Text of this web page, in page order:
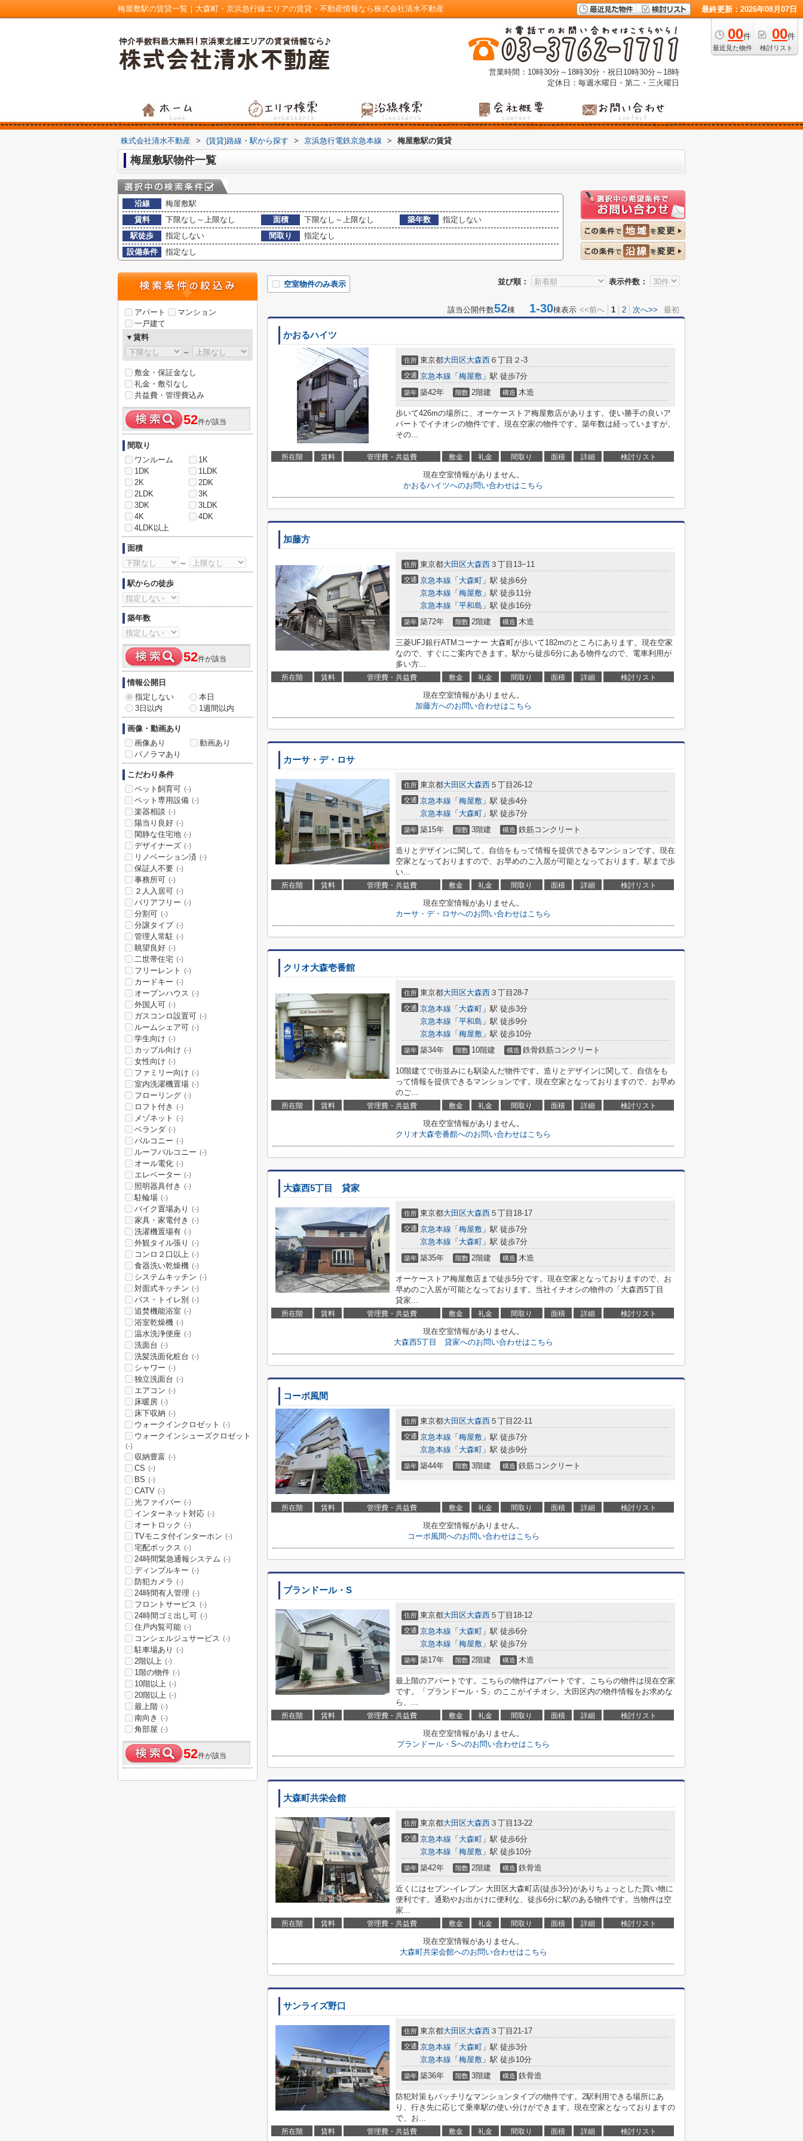
梅屋敷駅の賃貸一覧｜大森町・京浜急行線エリアの賃貸・不動産情報なら株式会社清水不動産 最終更新：2026年08月07日
00件
最近見た物件
00件
検討リスト
営業時間：10時30分～18時30分・祝日10時30分～18時
定休日：毎週水曜日・第二・三火曜日
株式会社清水不動産 > (賃貸)路線・駅から探す > 京浜急行電鉄京急本線 > 梅屋敷駅の賃貸
梅屋敷駅物件一覧
沿線
梅屋敷駅
賃料
下限なし～上限なし 面積 下限なし～上限なし 築年数
指定しない
駅徒歩
指定しない 間取り
指定なし
設備条件
指定なし
並び順： 表示件数：
空室物件のみ表示
該当公開件数52棟 1-30棟表示 <<前へ 1 2 次へ>> 最初
かおるハイツ
住所 東京都大田区大森西 ６丁目２-3
交通 京急本線 「 梅屋敷 」駅 徒歩7分
築年 築42年 階数 2階建 構造 木造
歩いて426mの場所に、オーケーストア梅屋敷店があります。使い勝手の良いア
パートでイチオシの物件です。現在空家の物件です。築年数は経っていますが、
その...
所在階 賃料 管理費・共益費 敷金 礼金 間取り 面積 詳細 検討リスト
現在空室情報がありません。
かおるハイツへのお問い合わせはこちら
加藤方
住所 東京都大田区大森西 ３丁目13−11
交通 京急本線 「 大森町 」駅 徒歩6分
京急本線 「 梅屋敷 」駅 徒歩11分
京急本線 「 平和島 」駅 徒歩16分
築年 築72年 階数 2階建 構造 木造
三菱UFJ銀行ATMコーナー 大森町が歩いて182mのところにあります。現在空家
なので、すぐにご案内できます。駅から徒歩6分にある物件なので、電車利用が
多い方...
所在階 賃料 管理費・共益費 敷金 礼金 間取り 面積 詳細 検討リスト
現在空室情報がありません。
加藤方へのお問い合わせはこちら
カーサ・デ・ロサ
住所 東京都大田区大森西 ５丁目26-12
交通 京急本線 「 梅屋敷 」駅 徒歩4分
京急本線 「 大森町 」駅 徒歩7分
築年 築15年 階数 3階建 構造 鉄筋コンクリート
造りとデザインに関して、自信をもって情報を提供できるマンションです。現在
空家となっておりますので、お早めのご入居が可能となっております。駅まで歩
い...
所在階 賃料 管理費・共益費 敷金 礼金 間取り 面積 詳細 検討リスト
現在空室情報がありません。
カーサ・デ・ロサへのお問い合わせはこちら
クリオ大森壱番館
住所 東京都大田区大森西 ３丁目28-7
交通 京急本線 「 大森町 」駅 徒歩3分
京急本線 「 平和島 」駅 徒歩9分
京急本線 「 梅屋敷 」駅 徒歩10分
築年 築34年 階数 10階建 構造 鉄骨鉄筋コンクリート
10階建てで街並みにも馴染んだ物件です。造りとデザインに関して、自信をも
って情報を提供できるマンションです。現在空家となっておりますので、お早め
のご...
所在階 賃料 管理費・共益費 敷金 礼金 間取り 面積 詳細 検討リスト
現在空室情報がありません。
クリオ大森壱番館へのお問い合わせはこちら
大森西5丁目 貸家
住所 東京都大田区大森西 ５丁目18-17
交通 京急本線 「 梅屋敷 」駅 徒歩7分
京急本線 「 大森町 」駅 徒歩7分
築年 築35年 階数 2階建 構造 木造
オーケーストア梅屋敷店まで徒歩5分です。現在空家となっておりますので、お
早めのご入居が可能となっております。当社イチオシの物件の「大森西5丁目
貸家...
所在階 賃料 管理費・共益費 敷金 礼金 間取り 面積 詳細 検討リスト
現在空室情報がありません。
大森西5丁目 貸家へのお問い合わせはこちら
コーポ風間
住所 東京都大田区大森西 ５丁目22-11
交通 京急本線 「 梅屋敷 」駅 徒歩7分
京急本線 「 大森町 」駅 徒歩9分
築年 築44年 階数 3階建 構造 鉄筋コンクリート
所在階 賃料 管理費・共益費 敷金 礼金 間取り 面積 詳細 検討リスト
現在空室情報がありません。
コーポ風間へのお問い合わせはこちら
プランドール・S
住所 東京都大田区大森西 ５丁目18-12
交通 京急本線 「 大森町 」駅 徒歩6分
京急本線 「 梅屋敷 」駅 徒歩7分
築年 築17年 階数 2階建 構造 木造
最上階のアパートです。こちらの物件はアパートです。こちらの物件は現在空家
です。「プランドール・S」のここがイチオシ。大田区内の物件情報をお求めな
ら、...
所在階 賃料 管理費・共益費 敷金 礼金 間取り 面積 詳細 検討リスト
現在空室情報がありません。
プランドール・Sへのお問い合わせはこちら
大森町共栄会館
住所 東京都大田区大森西 ３丁目13-22
交通 京急本線 「 大森町 」駅 徒歩6分
京急本線 「 梅屋敷 」駅 徒歩10分
築年 築42年 階数 2階建 構造 鉄骨造
近くにはセブン‐イレブン 大田区大森町店(徒歩3分)がありちょっとした買い物に
便利です。通勤やお出かけに便利な、徒歩6分に駅のある物件です。当物件は空
家...
所在階 賃料 管理費・共益費 敷金 礼金 間取り 面積 詳細 検討リスト
現在空室情報がありません。
大森町共栄会館へのお問い合わせはこちら
サンライズ野口
住所 東京都大田区大森西 ３丁目21-17
交通 京急本線 「 大森町 」駅 徒歩3分
京急本線 「 梅屋敷 」駅 徒歩10分
築年 築36年 階数 3階建 構造 鉄骨造
防犯対策もバッチリなマンションタイプの物件です。2駅利用できる場所にあ
り、行き先に応じて乗車駅の使い分けができます。現在空家となっておりますの
で、お...
所在階 賃料 管理費・共益費 敷金 礼金 間取り 面積 詳細 検討リスト
アパート
マンション
一戸建て
▼賃料
～
敷金・保証金なし
礼金・敷引なし
共益費・管理費込み
52件が該当
間取り
ワンルーム
1K
1DK
1LDK
2K
2DK
2LDK
3K
3DK
3LDK
4K
4DK
4LDK以上
面積
～
駅からの徒歩
築年数
52件が該当
情報公開日
指定しない
本日
3日以内
1週間以内
画像・動画あり
画像あり
動画あり
パノラマあり
こだわり条件
ペット飼育可 (-)
ペット専用設備 (-)
楽器相談 (-)
陽当り良好 (-)
閑静な住宅地 (-)
デザイナーズ (-)
リノベーション済 (-)
保証人不要 (-)
事務所可 (-)
２人入居可 (-)
バリアフリー (-)
分割可 (-)
分譲タイプ (-)
管理人常駐 (-)
眺望良好 (-)
二世帯住宅 (-)
フリーレント (-)
カードキー (-)
オープンハウス (-)
外国人可 (-)
ガスコンロ設置可 (-)
ルームシェア可 (-)
学生向け (-)
カップル向け (-)
女性向け (-)
ファミリー向け (-)
室内洗濯機置場 (-)
フローリング (-)
ロフト付き (-)
メゾネット (-)
ベランダ (-)
バルコニー (-)
ルーフバルコニー (-)
オール電化 (-)
エレベーター (-)
照明器具付き (-)
駐輪場 (-)
バイク置場あり (-)
家具・家電付き (-)
洗濯機置場有 (-)
外観タイル張り (-)
コンロ２口以上 (-)
食器洗い乾燥機 (-)
システムキッチン (-)
対面式キッチン (-)
バス・トイレ別 (-)
追焚機能浴室 (-)
浴室乾燥機 (-)
温水洗浄便座 (-)
洗面台 (-)
洗髪洗面化粧台 (-)
シャワー (-)
独立洗面台 (-)
エアコン (-)
床暖房 (-)
床下収納 (-)
ウォークインクロゼット (-)
ウォークインシューズクロゼット
(-)
収納豊富 (-)
CS (-)
BS (-)
CATV (-)
光ファイバー (-)
インターネット対応 (-)
オートロック (-)
TVモニタ付インターホン (-)
宅配ボックス (-)
24時間緊急通報システム (-)
ディンプルキー (-)
防犯カメラ (-)
24時間有人管理 (-)
フロントサービス (-)
24時間ゴミ出し可 (-)
住戸内覧可能 (-)
コンシェルジュサービス (-)
駐車場あり (-)
2階以上 (-)
1階の物件 (-)
10階以上 (-)
20階以上 (-)
最上階 (-)
南向き (-)
角部屋 (-)
52件が該当